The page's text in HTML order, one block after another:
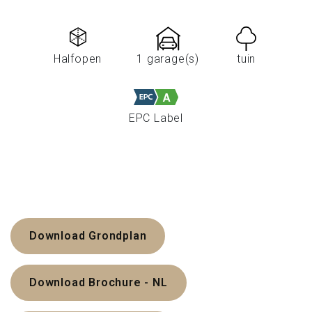
Halfopen 1 garage(s) tuin
EPC Label
Download Grondplan
Download Brochure - NL